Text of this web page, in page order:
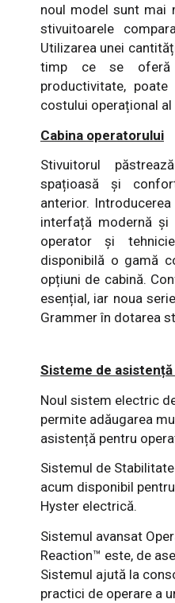
noul model sunt mai
stivuitoarele
Utilizarea unei
timp ce se oferă
productivitate,
costului operațional
Cabina operatorului
Stivuitorul
spațioasă și
anterior.
interfață modernă
operator și
disponibilă o gamă
opțiuni de cabină.
esențial, iar noua
Grammer în dotarea
Sisteme de
Noul sistem electric
permite adăugarea
asistență pentru
Sistemul de
acum disponibil
Hyster electrică.
Sistemul avansat
Reaction™ este, de
Sistemul ajută la
practici de operare a